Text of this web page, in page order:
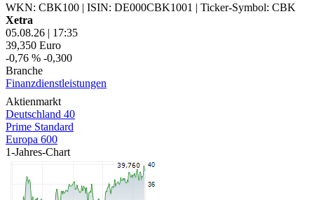
WKN: CBK100 | ISIN: DE000CBK1001 | Ticker-Symbol: CBK
Xetra
05.08.26 | 17:35
39,350 Euro
-0,76 % -0,300
Branche
Finanzdienstleistungen
Aktienmarkt
Deutschland 40
Prime Standard
Europa 600
1-Jahres-Chart